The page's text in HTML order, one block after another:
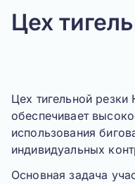
Цех
Цех тигельной
обеспечивает
использования
индивидуальных
Основная задача